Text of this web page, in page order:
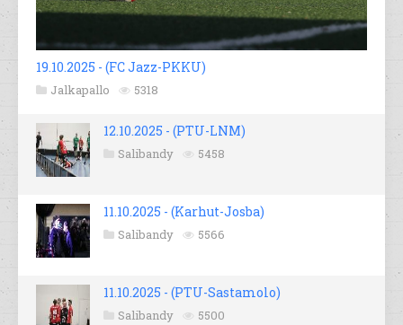
19.10.2025 - (FC Jazz-PKKU)
Jalkapallo 5318
12.10.2025 - (PTU-LNM)
Salibandy 5458
11.10.2025 - (Karhut-Josba)
Salibandy 5566
11.10.2025 - (PTU-Sastamolo)
Salibandy 5500